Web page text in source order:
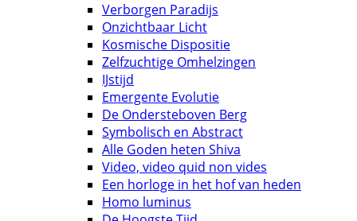
Verborgen Paradijs
Onzichtbaar Licht
Kosmische Dispositie
Zelfzuchtige Omhelzingen
IJstijd
Emergente Evolutie
De Ondersteboven Berg
Symbolisch en Abstract
Alle Goden heten Shiva
Video, video quid non vides
Een horloge in het hof van heden
Homo luminus